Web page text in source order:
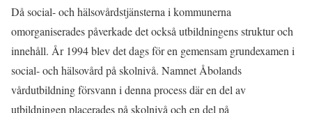
Då social- och hälsovårdstjänsterna i kommunerna
omorganiserades påverkade det också utbildningens struktur och
innehåll. År 1994 blev det dags för en gemensam grundexamen i
social- och hälsovård på skolnivå. Namnet Åbolands
vårdutbildning försvann i denna process där en del av
utbildningen placerades på skolnivå och en del på